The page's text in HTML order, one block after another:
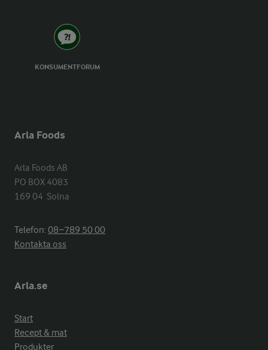
KONSUMENTFORUM
Arla Foods
Arla Foods AB
PO BOX 4083
169 04  Solna
Telefon:08−789 50 00
Kontakta oss
Arla.se
Start
Recept & mat
Produkter